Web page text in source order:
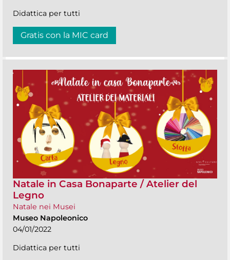
Didattica per tutti
Gratis con la MIC card
Natale in Casa Bonaparte / Atelier del
Legno
Natale nei Musei
Museo Napoleonico
04/01/2022
Didattica per tutti